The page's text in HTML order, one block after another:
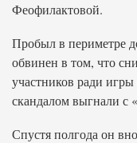
Феофилактовой.
Пробыл в периметре
обвинен в том, что
участников ради
скандалом выгнали с
Спустя полгода он